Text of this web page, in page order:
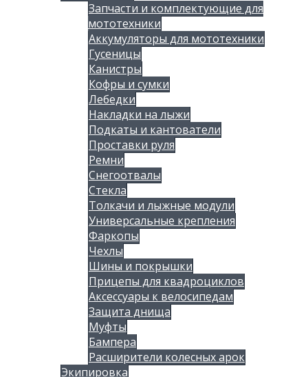
Запчасти и комплектующие для
мототехники
Аккумуляторы для мототехники
Гусеницы
Канистры
Кофры и сумки
Лебедки
Накладки на лыжи
Подкаты и кантователи
Проставки руля
Ремни
Снегоотвалы
Стекла
Толкачи и лыжные модули
Универсальные крепления
Фаркопы
Чехлы
Шины и покрышки
Прицепы для квадроциклов
Аксессуары к велосипедам
Защита днища
Муфты
Бампера
Расширители колесных арок
Экипировка